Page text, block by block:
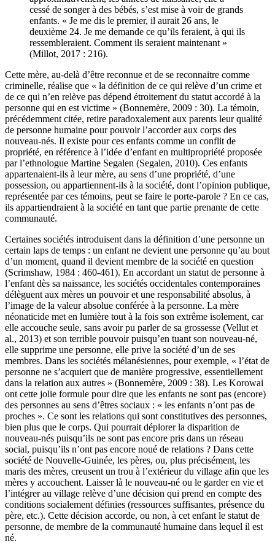
cessé de songer à des bébés, s’est mise à voir de grands
enfants. « Je me dis le premier, il aurait 26 ans, le
deuxième 24. Je me demande ce qu’ils feraient, à qui ils
ressembleraient. Comment ils seraient maintenant »
(Millot, 2017 : 216).
Cette mère, au-delà d’être reconnue et de se reconnaitre comme
criminelle, réalise que « la définition de ce qui relève d’un crime et
de ce qui n’en relève pas dépend étroitement du statut accordé à la
personne qui en est victime » (Bonnemère, 2009 : 30). La témoin,
précédemment citée, retire paradoxalement aux parents leur qualité
de personne humaine pour pouvoir l’accorder aux corps des
nouveau-nés. Il existe pour ces enfants comme un conflit de
propriété, en référence à l’idée d’enfant en multipropriété proposée
par l’ethnologue Martine Segalen (Segalen, 2010). Ces enfants
appartenaient-ils à leur mère, au sens d’une propriété, d’une
possession, ou appartiennent-ils à la société, dont l’opinion publique,
représentée par ces témoins, peut se faire le porte-parole ? En ce cas,
ils appartiendraient à la société en tant que partie prenante de cette
communauté.
Certaines sociétés introduisent dans la définition d’une personne un
certain laps de temps : un enfant ne devient une personne qu’au bout
d’un moment, quand il devient membre de la société en question
(Scrimshaw, 1984 : 460-461). En accordant un statut de personne à
l’enfant dès sa naissance, les sociétés occidentales contemporaines
délèguent aux mères un pouvoir et une responsabilité absolus, à
l’image de la valeur absolue conférée à la personne. La mère
néonaticide met en lumière tout à la fois son extrême isolement, car
elle accouche seule, sans avoir pu parler de sa grossesse (Vellut et
al., 2013) et son terrible pouvoir puisqu’en tuant son nouveau-né,
elle supprime une personne, elle prive la société d’un de ses
membres. Dans les sociétés mélanésiennes, pour exemple, « l’état de
personne ne s’acquiert que de manière progressive, essentiellement
dans la relation aux autres » (Bonnemère, 2009 : 38). Les Korowai
ont cette jolie formule pour dire que les enfants ne sont pas (encore)
des personnes au sens d’êtres sociaux : « les enfants n’ont pas de
proches ». Ce sont les relations qui sont constitutives des personnes,
bien plus que le corps. Qui pourrait déplorer la disparition de
nouveau-nés puisqu’ils ne sont pas encore pris dans un réseau
social, puisqu’ils n’ont pas encore noué de relations ? Dans cette
société de Nouvelle-Guinée, les pères, ou, plus précisément, les
maris des mères, creusent un trou à l’extérieur du village afin que les
mères y accouchent. Laisser là le nouveau-né ou le garder en vie et
l’intégrer au village relève d’une décision qui prend en compte des
conditions socialement définies (ressources suffisantes, présence du
père, etc.). Cette décision accorde, ou non, à cet enfant le statut de
personne, de membre de la communauté humaine dans lequel il est
né.